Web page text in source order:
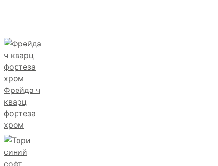
Фрейда ч
кварц
фортеза
хром